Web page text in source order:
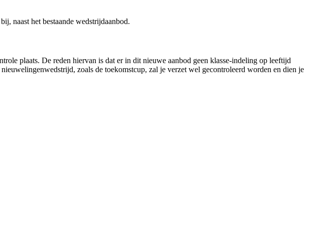
naast het bestaande wedstrijdaanbod.
plaats. De reden hiervan is dat er in dit nieuwe aanbod geen klasse-indeling op leeftijd
zoals de toekomstcup, zal je verzet wel gecontroleerd worden en dien je